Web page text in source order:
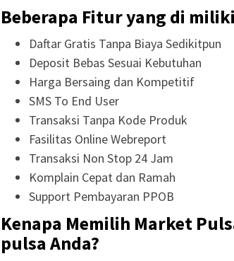
Beberapa Fitur yang di
Daftar Gratis Tanpa Biaya Sedikitpun
Deposit Bebas Sesuai Kebutuhan
Harga Bersaing dan Kompetitif
SMS To End User
Transaksi Tanpa Kode Produk
Fasilitas Online Webreport
Transaksi Non Stop 24 Jam
Komplain Cepat dan Ramah
Support Pembayaran PPOB
Kenapa Memilih Market
pulsa Anda?